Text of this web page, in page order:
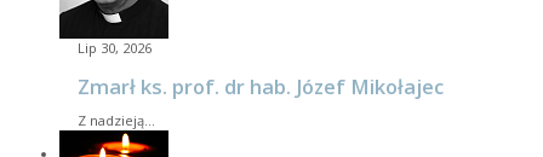
Lip 30, 2026
Zmarł ks. prof. dr hab. Józef Mikołajec
Z nadzieją…